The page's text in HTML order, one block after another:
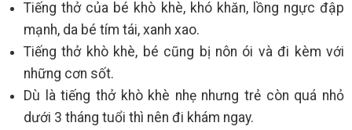
Tiếng thở của bé khò khè, khó khăn, lồng ngực đập
mạnh, da bé tím tái, xanh xao.
Tiếng thở khò khè, bé cũng bị nôn ói và đi kèm với
những cơn sốt.
Dù là tiếng thở khò khè nhẹ nhưng trẻ còn quá nhỏ
dưới 3 tháng tuổi thì nên đi khám ngay.